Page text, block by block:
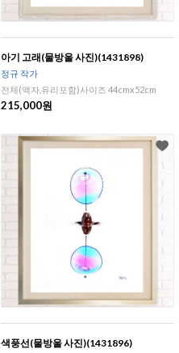
아기 고래(물방울 사진)(1431898)
정규 작가
전체(액자,유리포함)사이즈 44cmx52cm
215,000원
색풍선(물방울 사진)(1431896)